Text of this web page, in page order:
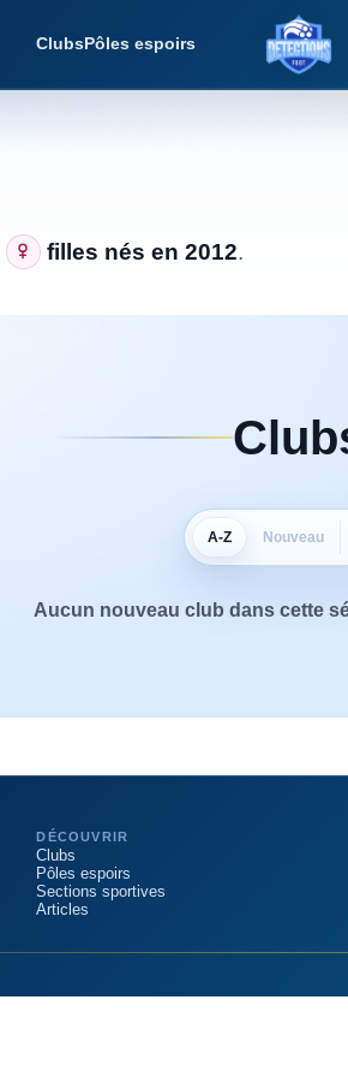
ClubsPôles espoirs
filles nés en 2012.
A-Z Nouveau
Aucun nouveau club dans cette
DÉCOUVRIR
Clubs
Pôles espoirs
Sections sportives
Articles